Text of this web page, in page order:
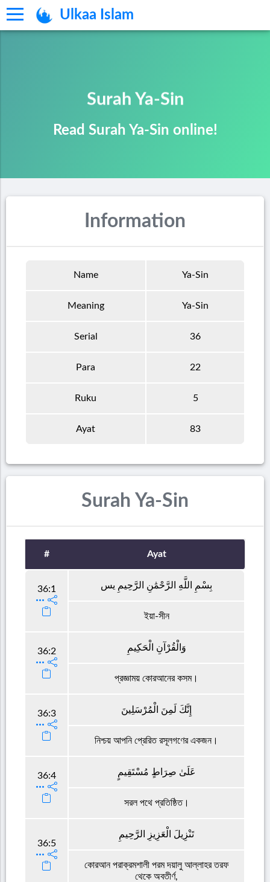
Ulkaa Islam
Surah Ya-Sin
Read Surah Ya-Sin online!
Information
Name Ya-Sin
Meaning Ya-Sin
Serial 36
Para 22
Ruku 5
Ayat 83
Surah Ya-Sin
# Ayat
36:1 بِسْمِ اللَّهِ الرَّحْمَٰنِ الرَّحِيمِ يس
ইয়া-সীন
36:2 وَالْقُرْآنِ الْحَكِيمِ
প্রজ্ঞাময় কোরআনের কসম।
36:3 إِنَّكَ لَمِنَ الْمُرْسَلِينَ
নিশ্চয় আপনি প্রেরিত রসূলগণের একজন।
36:4 عَلَىٰ صِرَاطٍ مُسْتَقِيمٍ
সরল পথে প্রতিষ্ঠিত।
36:5
تَنْزِيلَ الْعَزِيزِ الرَّحِيمِ
কোরআন পরাক্রমশালী পরম দয়ালু আল্লাহর তরফ
থেকে অবতীর্ণ,